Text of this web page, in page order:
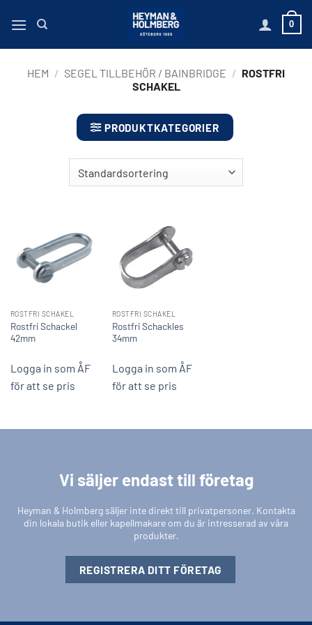
0
HEM / SEGEL TILLBEHÖR / BAINBRIDGE / ROSTFRI
SCHAKEL
PRODUKTKATEGORIER
ROSTFRI SCHAKEL
Rostfri Schackel
42mm
Logga in som ÅF
för att se pris
ROSTFRI SCHAKEL
Rostfri Schackles
34mm
Logga in som ÅF
för att se pris
Vi säljer endast till företag
Heyman & Holmberg säljer inte direkt till privatpersoner. Kontakta
din lokala butik eller kapellmakare om du är intresserad av våra
produkter.
REGISTRERA DITT FÖRETAG